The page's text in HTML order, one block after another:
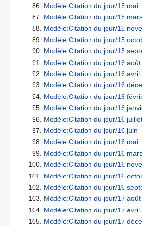
Modèle:Citation du jour/15 mai
Modèle:Citation du jour/15 mars
Modèle:Citation du jour/15
Modèle:Citation du jour/15
Modèle:Citation du jour/15
Modèle:Citation du jour/16 août
Modèle:Citation du jour/16 avril
Modèle:Citation du jour/16
Modèle:Citation du jour/16
Modèle:Citation du jour/16
Modèle:Citation du jour/16 juillet
Modèle:Citation du jour/16 juin
Modèle:Citation du jour/16 mai
Modèle:Citation du jour/16 mars
Modèle:Citation du jour/16
Modèle:Citation du jour/16
Modèle:Citation du jour/16
Modèle:Citation du jour/17 août
Modèle:Citation du jour/17 avril
Modèle:Citation du jour/17